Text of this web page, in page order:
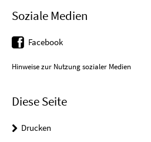
Soziale Medien
Facebook
Hinweise zur Nutzung sozialer Medien
Diese Seite
Drucken